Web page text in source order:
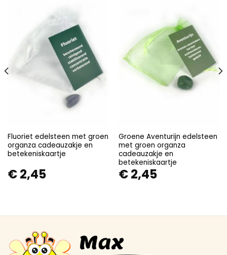
Fluoriet edelsteen met groen
organza cadeauzakje en
betekeniskaartje
€2,45
Groene Aventurijn edelsteen
met groen organza
cadeauzakje en
betekeniskaartje
€2,45